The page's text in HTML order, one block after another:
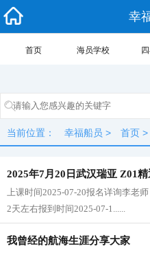
幸
首页 海员学校
当前位置： 幸福船员 > 首页 >
2025年7月20日武汉瑞亚 Z01
更新
上课时间2025-07-20报名详询李老
2天左右报到时间2025-07-1......
我曾经的航海生涯分享大家